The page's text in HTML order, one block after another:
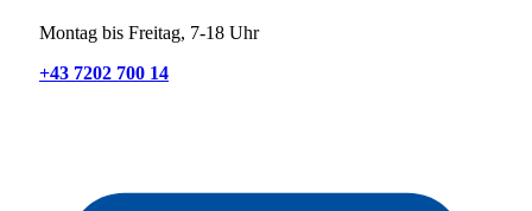
Montag bis Freitag, 7-18 Uhr
+43 7202 700 14